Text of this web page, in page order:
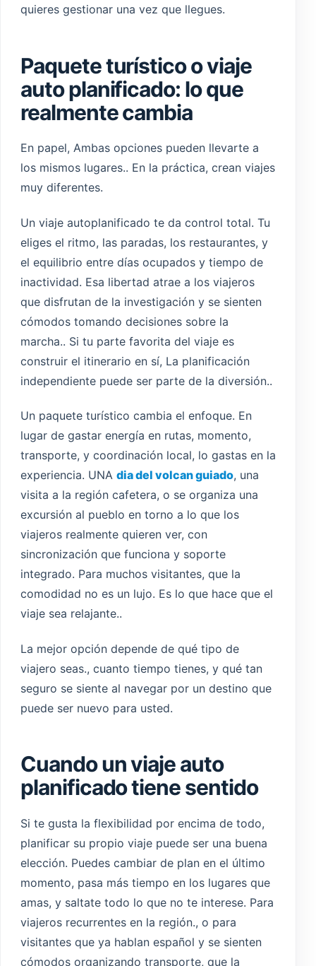
quieres gestionar una vez que llegues.
Paquete turístico o viaje
auto planificado: lo que
realmente cambia
En papel, Ambas opciones pueden llevarte a
los mismos lugares.. En la práctica, crean viajes
muy diferentes.
Un viaje autoplanificado te da control total. Tu
eliges el ritmo, las paradas, los restaurantes, y
el equilibrio entre días ocupados y tiempo de
inactividad. Esa libertad atrae a los viajeros
que disfrutan de la investigación y se sienten
cómodos tomando decisiones sobre la
marcha.. Si tu parte favorita del viaje es
construir el itinerario en sí, La planificación
independiente puede ser parte de la diversión..
Un paquete turístico cambia el enfoque. En
lugar de gastar energía en rutas, momento,
transporte, y coordinación local, lo gastas en la
experiencia. UNA dia del volcan guiado, una
visita a la región cafetera, o se organiza una
excursión al pueblo en torno a lo que los
viajeros realmente quieren ver, con
sincronización que funciona y soporte
integrado. Para muchos visitantes, que la
comodidad no es un lujo. Es lo que hace que el
viaje sea relajante..
La mejor opción depende de qué tipo de
viajero seas., cuanto tiempo tienes, y qué tan
seguro se siente al navegar por un destino que
puede ser nuevo para usted.
Cuando un viaje auto
planificado tiene sentido
Si te gusta la flexibilidad por encima de todo,
planificar su propio viaje puede ser una buena
elección. Puedes cambiar de plan en el último
momento, pasa más tiempo en los lugares que
amas, y saltate todo lo que no te interese. Para
viajeros recurrentes en la región., o para
visitantes que ya hablan español y se sienten
cómodos organizando transporte, que la